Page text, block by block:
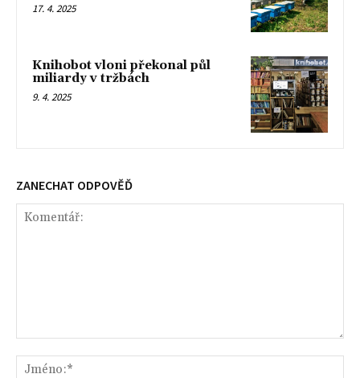
17. 4. 2025
Knihobot vloni překonal půl
miliardy v tržbách
9. 4. 2025
ZANECHAT ODPOVĚĎ